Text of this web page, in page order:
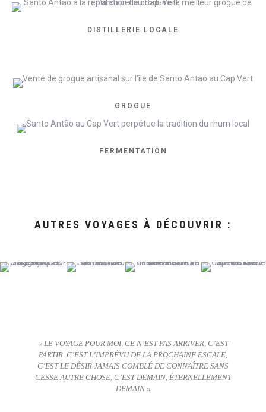
DISTILLERIE LOCALE
GROGUE
FERMENTATION
AUTRES VOYAGES À DÉCOUVRIR :
« LE VOYAGE POUR MOI, CE N’EST PAS ARRIVER, C’EST
PARTIR. C’EST L’IMPRÉVU DE LA PROCHAINE ESCALE,
C’EST LE DÉSIR JAMAIS COMBLÉ DE CONNAÎTRE SANS
CESSE AUTRE CHOSE, C’EST DEMAIN, ÉTERNELLEMENT
DEMAIN »